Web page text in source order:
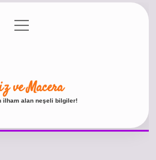
Politikası
menüyü
aç
ve Macera
ilham alan neşeli bilgiler!